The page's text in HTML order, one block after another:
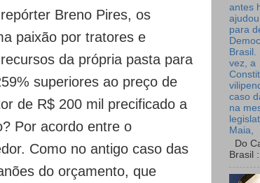
Breno Pires, os
paixão por tratores e
da própria pasta para
superiores ao preço de
de R$ 200 mil precificado a
Por acordo entre o
Como no antigo caso das
do orçamento, que
antes
para
Brasil.
vez, a
caso
na
Maia,
Do
Brasil :